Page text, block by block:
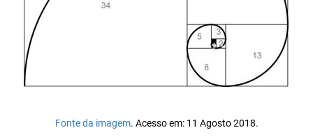
Fonte da imagem. Acesso em: 11 Agosto 2018.